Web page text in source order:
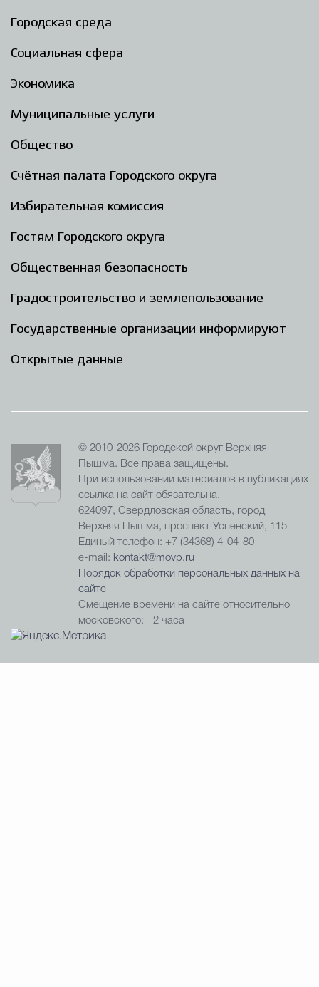
Городская среда
Социальная сфера
Экономика
Муниципальные услуги
Общество
Счётная палата Городского округа
Избирательная комиссия
Гостям Городского округа
Общественная безопасность
Градостроительство и землепользование
Государственные организации информируют
Открытые данные
© 2010-2026 Городской округ Верхняя
Пышма. Все права защищены.
При использовании материалов в публикациях
ссылка на сайт обязательна.
624097, Свердловская область, город
Верхняя Пышма, проспект Успенский, 115
Единый телефон: +7 (34368) 4-04-80
e-mail: kontakt@movp.ru
Порядок обработки персональных данных на
сайте
Смещение времени на сайте относительно
московского: +2 часа